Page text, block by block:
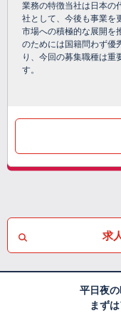
業務の特徴当社は日本の
社として、今後も事業を
市場への積極的な展開を
のためには国籍問わず優
り、今回の募集職種は重
す。
求
平日夜
まず